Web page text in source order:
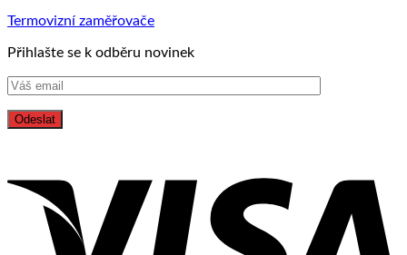
Termovizní zaměřovače
Přihlašte se k odběru novinek